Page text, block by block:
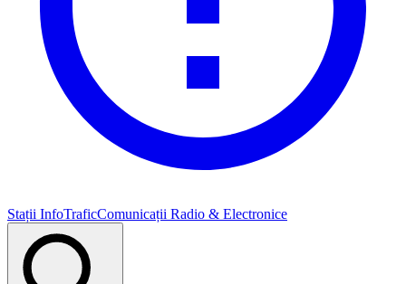
Stații InfoTraficComunicații Radio & Electronice